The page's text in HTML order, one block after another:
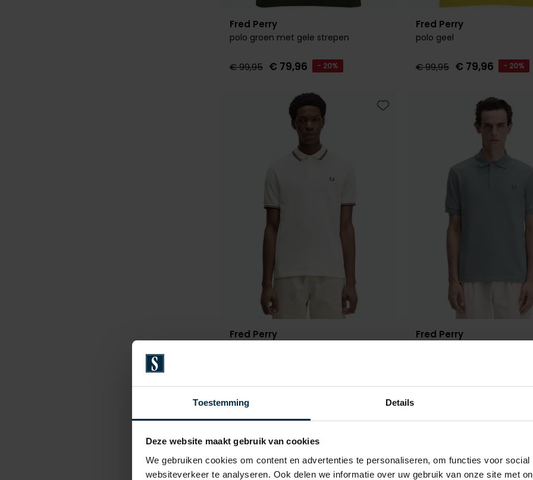
Toestemming Details
Deze website maakt gebruik van cookies
We gebruiken cookies om content en advertenties te personaliseren, om functies voor social
websiteverkeer te analyseren. Ook delen we informatie over uw gebruik van onze site met
Fred Perry
polo groen met gele strepen
€ 99,95 € 79,96 - 20%
Fred Perry
polo geel
€ 99,95 € 79,96 - 20%
Fred Perry
Toevoegen aan favorieten
Fred Perry